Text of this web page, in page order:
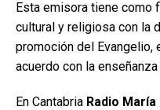
Esta emisora tiene como
cultural y religiosa con la
promoción del Evangelio,
acuerdo con la
En Cantabria Radio María